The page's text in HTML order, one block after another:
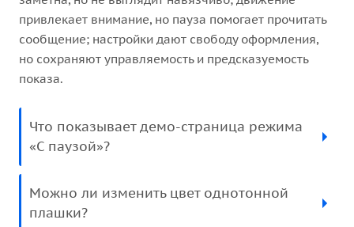
привлекает внимание, но пауза помогает прочитать
сообщение; настройки дают свободу оформления,
но сохраняют управляемость и предсказуемость
показа.
Что показывает демо-страница режима
«С паузой»?
Можно ли изменить цвет однотонной
плашки?